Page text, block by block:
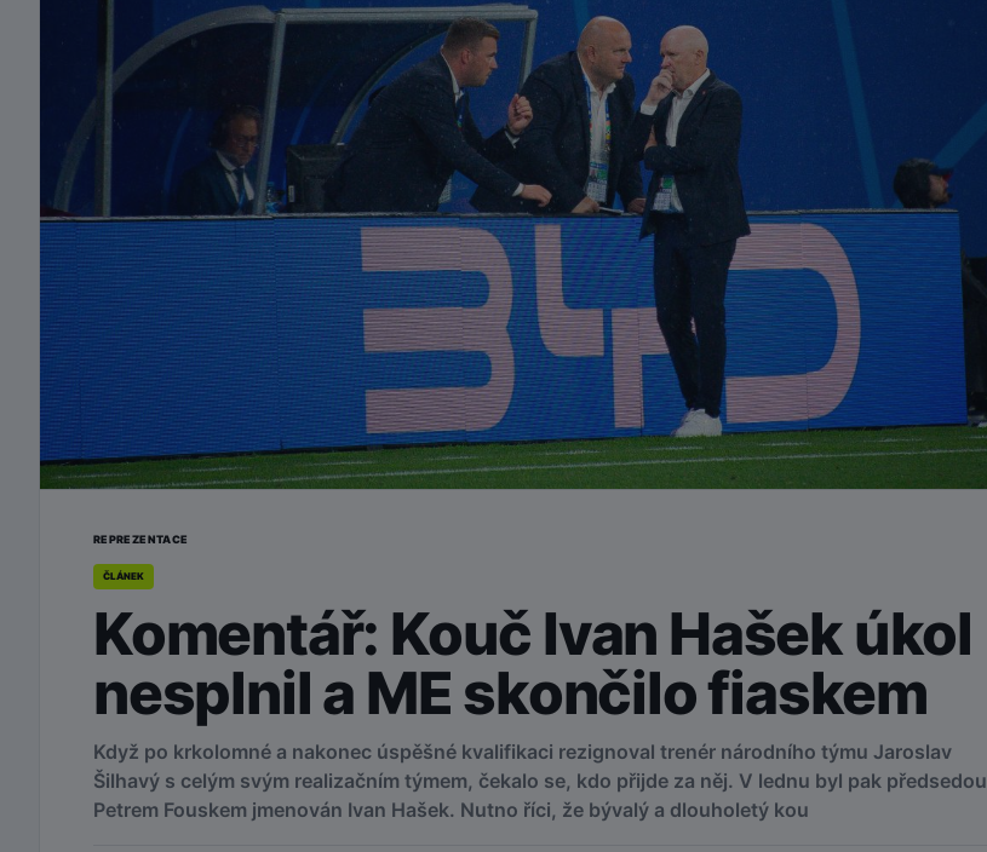
REPREZENTACE
ČLÁNEK
Komentář: Kouč Ivan Hašek úkol
nesplnil a ME skončilo fiaskem
Když po krkolomné a nakonec úspěšné kvalifikaci rezignoval trenér národního týmu Jaroslav
Šilhavý s celým svým realizačním týmem, čekalo se, kdo přijde za něj. V lednu byl pak předsedou
Petrem Fouskem jmenován Ivan Hašek. Nutno říci, že bývalý a dlouholetý kou